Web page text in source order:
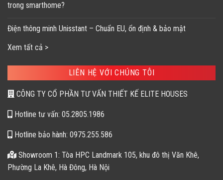
trong smarthome?
Điện thông minh Unisstant – Chuẩn EU, ổn định & bảo mật
Xem tất cả >
LIÊN HỆ VỚI CHÚNG TÔI
CÔNG TY CỔ PHẦN TƯ VẤN THIẾT KẾ ELITE HOUSES
Hotline tư vấn: 05.2805.1986
Hotline bảo hành: 0975.255.586
Showroom 1: Tòa HPC Landmark 105, khu đô thị Văn Khê,
Phường La Khê, Hà Đông, Hà Nội